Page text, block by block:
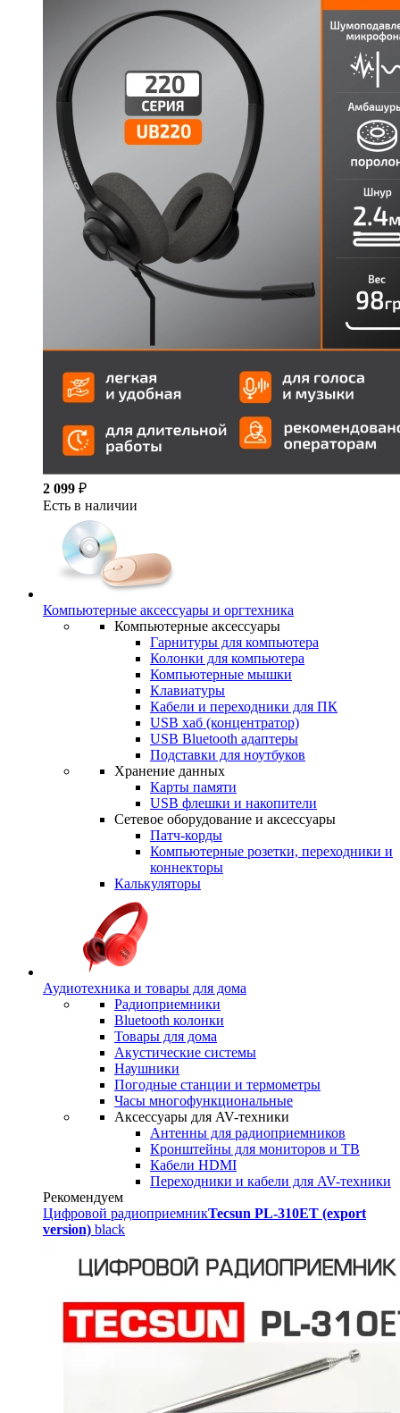
2 099 ₽
Есть в наличии
Компьютерные аксессуары и оргтехника
Компьютерные аксессуары
Гарнитуры для компьютера
Колонки для компьютера
Компьютерные мышки
Клавиатуры
Кабели и переходники для ПК
USB хаб (концентратор)
USB Bluetooth адаптеры
Подставки для ноутбуков
Хранение данных
Карты памяти
USB флешки и накопители
Сетевое оборудование и аксессуары
Патч-корды
Компьютерные розетки, переходники и
коннекторы
Калькуляторы
Аудиотехника и товары для дома
Радиоприемники
Bluetooth колонки
Товары для дома
Акустические системы
Наушники
Погодные станции и термометры
Часы многофункциональные
Аксессуары для AV-техники
Антенны для радиоприемников
Кронштейны для мониторов и ТВ
Кабели HDMI
Переходники и кабели для AV-техники
Рекомендуем
Цифровой радиоприемникTecsun PL-310ET (export
version) black